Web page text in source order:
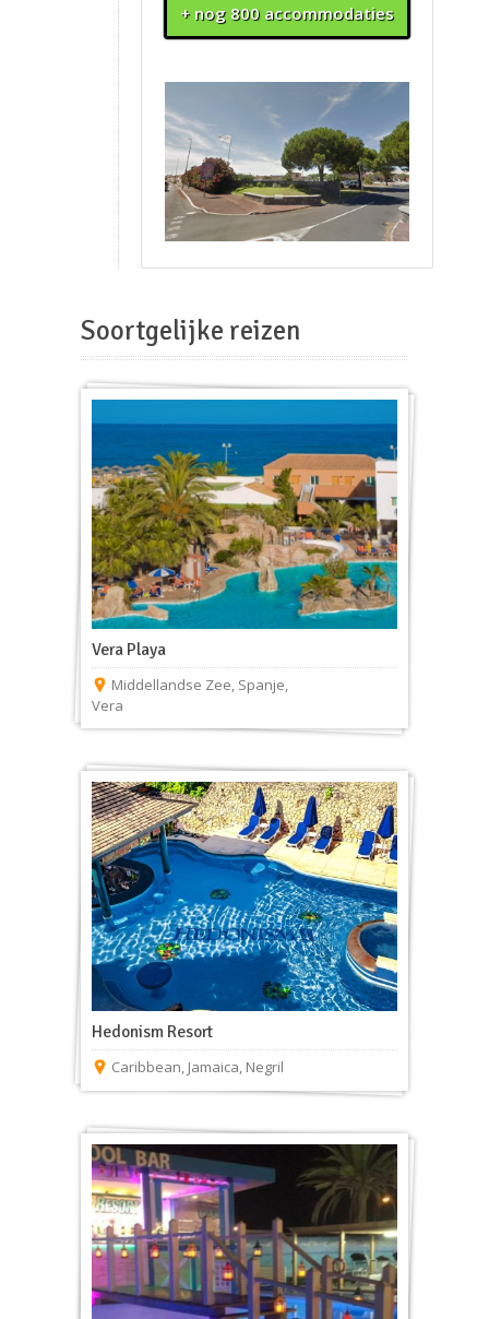
+ nog 800 accommodaties
Soortgelijke reizen
Vera Playa
Middellandse Zee, Spanje,
Vera
Hedonism Resort
Caribbean, Jamaica, Negril